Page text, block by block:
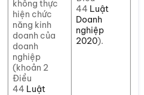
không thực
hiện chức
năng kinh
doanh của
doanh
nghiệp
(khoản 2
Điều
44 Luật
44 Luật
Doanh
nghiệp
2020).